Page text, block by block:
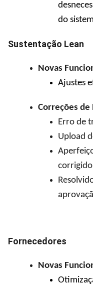
do
Sustentação Lean
Novas
Ajustes
Correções de
Erro de
Upload
Fornecedores
Novas